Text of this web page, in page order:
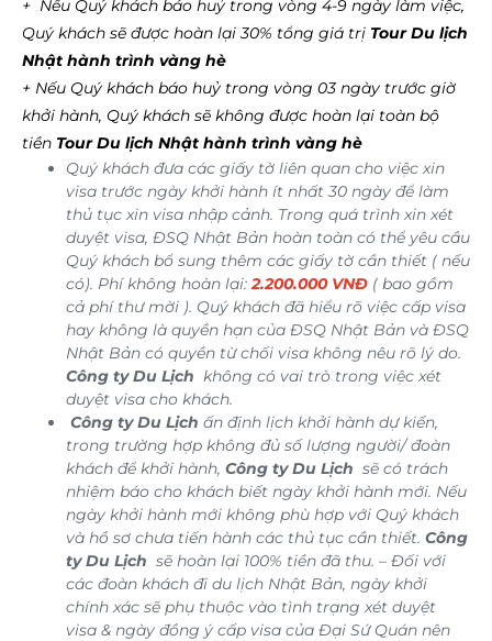
+ Nếu Quý khách báo huỷ trong vòng 4-9 ngày làm việc,
Quý khách sẽ được hoàn lại 30% tổng giá trị Tour Du lịch
Nhật hành trình vàng hè
+ Nếu Quý khách báo huỷ trong vòng 03 ngày trước giờ
khởi hành, Quý khách sẽ không được hoàn lại toàn bộ
tiền Tour Du lịch Nhật hành trình vàng hè
Quý khách đưa các giấy tờ liên quan cho việc xin
visa trước ngày khởi hành ít nhất 30 ngày để làm
thủ tục xin visa nhập cảnh. Trong quá trình xin xét
duyệt visa, ĐSQ Nhật Bản hoàn toàn có thể yêu cầu
Quý khách bổ sung thêm các giấy tờ cần thiết ( nếu
có). Phí không hoàn lại: 2.200.000 VNĐ ( bao gồm
cả phí thư mời ). Quý khách đã hiểu rõ việc cấp visa
hay không là quyền hạn của ĐSQ Nhật Bản và ĐSQ
Nhật Bản có quyền từ chối visa không nêu rõ lý do.
Công ty Du Lịch không có vai trò trong việc xét
duyệt visa cho khách.
Công ty Du Lịch ấn định lịch khởi hành dự kiến,
trong trường hợp không đủ số lượng người/ đoàn
khách để khởi hành, Công ty Du Lịch sẽ có trách
nhiệm báo cho khách biết ngày khởi hành mới. Nếu
ngày khởi hành mới không phù hợp với Quý khách
và hồ sơ chưa tiến hành các thủ tục cần thiết. Công
ty Du Lịch sẽ hoàn lại 100% tiền đã thu. – Đối với
các đoàn khách đi du lịch Nhật Bản, ngày khởi
chính xác sẽ phụ thuộc vào tình trạng xét duyệt
visa & ngày đồng ý cấp visa của Đại Sứ Quán nên